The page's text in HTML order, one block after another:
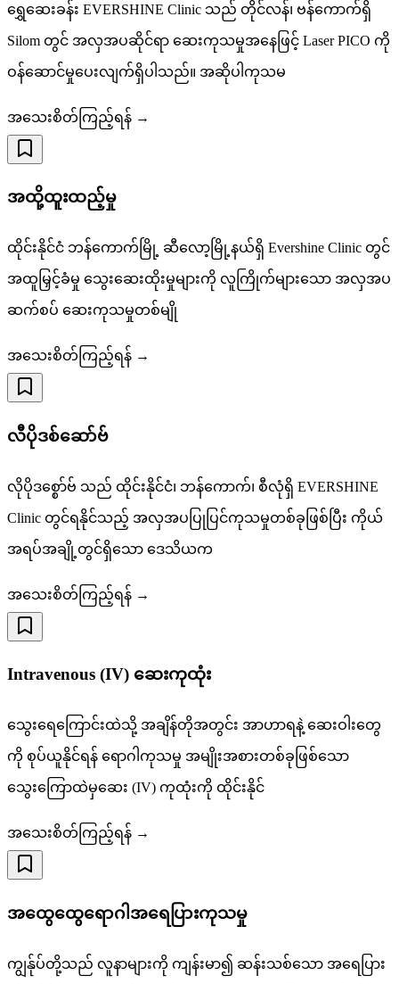
ရွှေဆေးခန်း EVERSHINE Clinic သည် တိုင်လန်၊ ဗန်ကောက်ရှိ
Silom တွင် အလှအပဆိုင်ရာ ဆေးကုသမှုအနေဖြင့် Laser PICO ကို
ဝန်ဆောင်မှုပေးလျက်ရှိပါသည်။ အဆိုပါကုသမ
အသေးစိတ်ကြည့်ရန် →
အထို့ထူးထည့်မှု
ထိုင်းနိုင်ငံ ဘန်ကောက်မြို့ ဆီလော့မြို့နယ်ရှိ Evershine Clinic တွင်
အထူမြှင့်ခံမှု သွေးဆေးထိုးမှုများကို လူကြိုက်များသော အလှအပ
ဆက်စပ် ဆေးကုသမှုတစ်မျို
အသေးစိတ်ကြည့်ရန် →
လီပိုဒစ်ဆော်ဗ်
လိုပိုဒစ္စော်ဗ် သည် ထိုင်းနိုင်ငံ၊ ဘန်ကောက်၊ စီလုံရှိ EVERSHINE
Clinic တွင်ရနိုင်သည့် အလှအပပြုပြင်ကုသမှုတစ်ခုဖြစ်ပြီး ကိုယ်
အရပ်အချို့တွင်ရှိသော ဒေသိယက
အသေးစိတ်ကြည့်ရန် →
Intravenous (IV) ဆေးကုထုံး
သွေးရေကြောင်းထဲသို့ အချိန်တိုအတွင်း အာဟာရနဲ့ ဆေးဝါးတွေ
ကို စုပ်ယူနိုင်ရန် ရောဂါကုသမှု အမျိုးအစားတစ်ခုဖြစ်သော
သွေးကြောထဲမှဆေး (IV) ကုထုံးကို ထိုင်းနိုင်
အသေးစိတ်ကြည့်ရန် →
အထွေထွေရောဂါအရေပြားကုသမှု
ကျွန်ုပ်တို့သည် လူနာများကို ကျန်းမာ၍ ဆန်းသစ်သော အရေပြား